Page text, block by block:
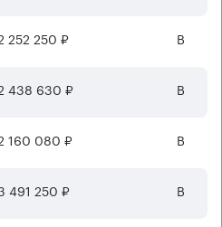
252 250 ₽ B
438 630 ₽ B
160 080 ₽ B
491 250 ₽ B